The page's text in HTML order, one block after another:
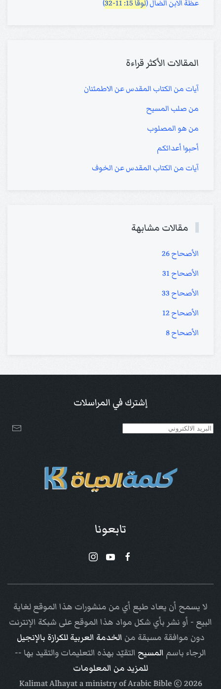
عظة الابن الضال (لوقا 15: 11-32 )
المقالات الأكثر قراءة
آيات من الكتاب المقدس عن الاطمئنان
من صلب المسيح
من هو المصلوب
أحبوا أعدائكم
آيات من الكتاب المقدس عن الخوف
مقالات مشابهة
الأصحاح 26
الأصحاح 31
الأصحاح 33
الأصحاح 12
الأصحاح 8
إشترك في المراسلات
تابعونا
لا يسمح أن يعاد طبع أي من منشورات هذا الموقع لغاية
البيع - أو نشر بأي شكل مواد هذا الموقع على شبكة الإنترنت
دون موافقة مسبقة من الخدمة العربية للكرازة بالإنجيل
الرجاء باسم المسيح التقيّد بهذه التعليمات والتقيد بها --
للمزيد من المعلومات
2026
© Kalimat Alhayat a ministry of
Arabic Bible